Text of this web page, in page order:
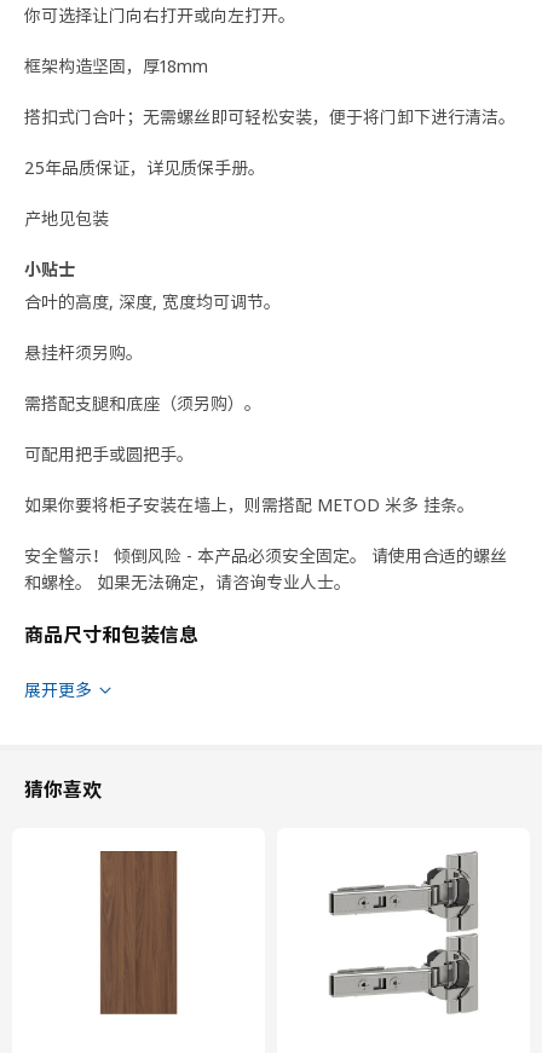
你可选择让门向右打开或向左打开。
框架构造坚固，厚18mm
搭扣式门合叶；无需螺丝即可轻松安装，便于将门卸下进行清洁。
25年品质保证，详见质保手册。
产地见包装
小贴士
合叶的高度, 深度, 宽度均可调节。
悬挂杆须另购。
需搭配支腿和底座（须另购）。
可配用把手或圆把手。
如果你要将柜子安装在墙上，则需搭配 METOD 米多 挂条。
安全警示！ 倾倒风险 - 本产品必须安全固定。 请使用合适的螺丝
和螺栓。 如果无法确定，请咨询专业人士。
商品尺寸和包装信息
商品尺寸
深度
展开更多
猜你喜欢